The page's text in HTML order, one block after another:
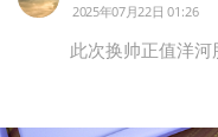
2025年07月22日 01:26
此次换帅正值洋河